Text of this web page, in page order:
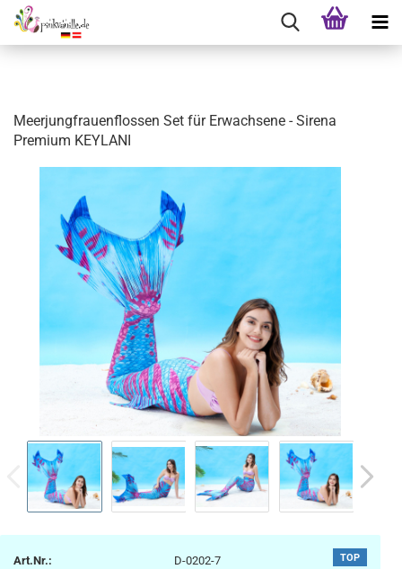
Meerjungfrauenflossen Set für Erwachsene - Sirena
Premium KEYLANI
TOP
Art.Nr.:
D-0202-7